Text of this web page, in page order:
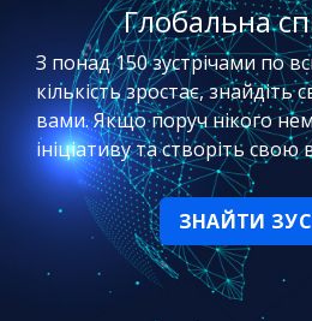
Глобальна
З понад 150 зустрічами по
кількість зростає, знайдіть
вами. Якщо поруч нікого
ініціативу та створіть свою
ЗНАЙТИ